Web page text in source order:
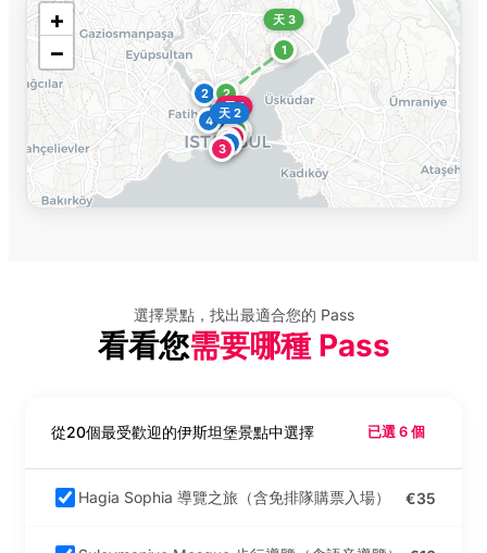
天 1
天 2
天 3
12
3
4
5
1
2
3
4
1
2
3
4
+
−
選擇景點，找出最適合您的 Pass
看看您需要哪種 Pass
從20個最受歡迎的伊斯坦堡景點中選擇 已選 6 個
Hagia Sophia 導覽之旅（含免排隊購票入場） €35